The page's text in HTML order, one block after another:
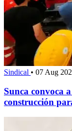
Sindical • 07 Aug
Sunca convoca
construcción